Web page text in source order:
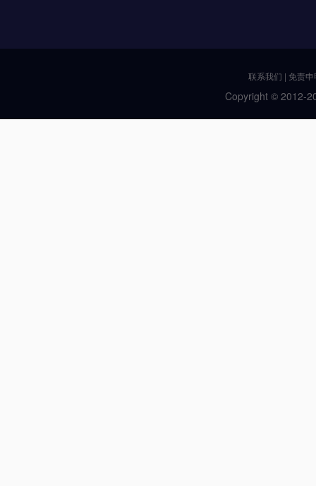
联系我们 | 免责申
Copyright © 2012-